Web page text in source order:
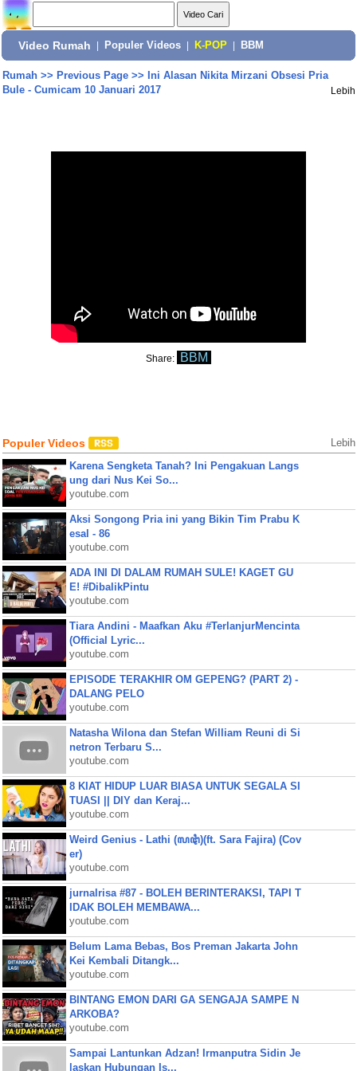
Video Rumah Populer Videos K-POP BBM
Rumah>> Previous Page>> Ini Alasan Nikita Mirzani Obsesi Pria
Bule - Cumicam 10 Januari 2017
Lebih
Share: BBM
Populer Videos Lebih
Karena Sengketa Tanah? Ini Pengakuan Langs
ung dari Nus Kei So...
youtube.com
Aksi Songong Pria ini yang Bikin Tim Prabu K
esal - 86
youtube.com
ADA INI DI DALAM RUMAH SULE! KAGET GU
E! #DibalikPintu
youtube.com
Tiara Andini - Maafkan Aku #TerlanjurMencinta
(Official Lyric...
youtube.com
EPISODE TERAKHIR OM GEPENG? (PART 2) -
DALANG PELO
youtube.com
Natasha Wilona dan Stefan William Reuni di Si
netron Terbaru S...
youtube.com
8 KIAT HIDUP LUAR BIASA UNTUK SEGALA SI
TUASI || DIY dan Keraj...
youtube.com
Weird Genius - Lathi (ꦭꦛꦶ)(ft. Sara Fajira) (Cov
er)
youtube.com
jurnalrisa #87 - BOLEH BERINTERAKSI, TAPI T
IDAK BOLEH MEMBAWA...
youtube.com
Belum Lama Bebas, Bos Preman Jakarta John
Kei Kembali Ditangk...
youtube.com
BINTANG EMON DARI GA SENGAJA SAMPE N
ARKOBA?
youtube.com
Sampai Lantunkan Adzan! Irmanputra Sidin Je
laskan Hubungan Is...